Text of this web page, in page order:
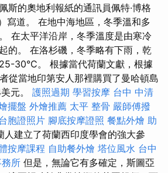
斯的奧地利報紙的通訊員佩特·博格
寫道。 在地中海地區，冬季溫和多
在太平洋沿岸，冬季溫度是由寒冷
的。 在洛杉磯，冬季略有下雨，乾
30°C。 根據當代荷蘭文獻，根據
從當地印第安人那裡購買了曼哈頓島
元。 護照過期 學習按摩 台中 中清
擺盤 外燴推薦 太平 整骨 嚴師傅撥
胞證照片 腳底按摩證照 餐點外燴 助
人建立了荷蘭西印度學會的強大參
按摩課程 自助餐外燴 塔位風水 台中
所 但是，無論它有多確定，斯圖亞